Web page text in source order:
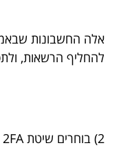
אלה החשבונות
להחליף הרשאות,
2) בוחרים שיטת 2FA אחת “ברירת מחדל” לצוות